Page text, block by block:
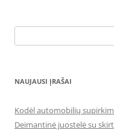
NAUJAUSI ĮRAŠAI
Kodėl automobilių
Deimantinė juostelė su